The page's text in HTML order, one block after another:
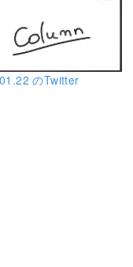
のTwitter